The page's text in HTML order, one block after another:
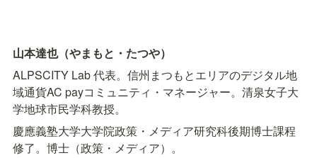
山本達也（やまもと・たつや）
ALPSCITY Lab 代表。信州まつもとエリアのデジタル地
域通貨AC payコミュニティ・マネージャー。清泉女子大
学地球市民学科教授。
慶應義塾大学大学院政策・メディア研究科後期博士課程
修了。博士（政策・メディア）。